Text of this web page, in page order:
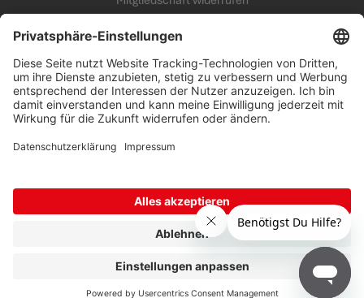
KARRIERE
Unsere Arbeitswelt
all inclusive Fitness Campus
Benefits
Offene Jobs
Datenschutz| Impressum